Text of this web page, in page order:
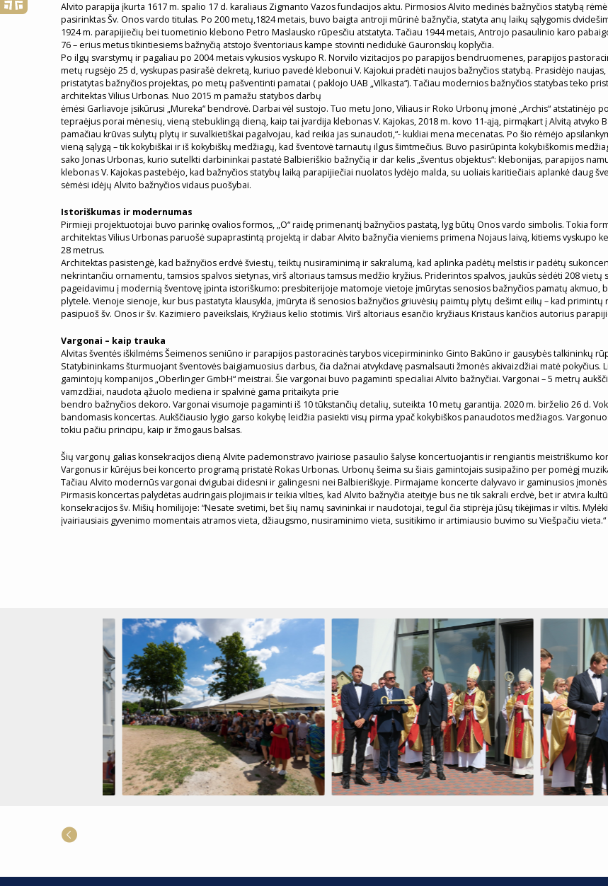
Alvito parapija įkurta 1617 m. spalio 17 d. karaliaus Zigmanto Vazos fundacijos aktu. Pirmosios Alvito medinės bažnyčios statybą
pasirinktas Šv. Onos vardo titulas. Po 200 metų,1824 metais, buvo baigta antroji mūrinė bažnyčia, statyta anų laikų sąlygomis
1924 m. parapijiečių bei tuometinio klebono Petro Maslausko rūpesčiu atstatyta. Tačiau 1944 metais, Antrojo pasaulinio karo
76 – erius metus tikintiesiems bažnyčią atstojo šventoriaus kampe stovinti nedidukė Gauronskių koplyčia.
Po ilgų svarstymų ir pagaliau po 2004 metais vykusios vyskupo R. Norvilo vizitacijos po parapijos bendruomenes, parapijos
metų rugsėjo 25 d, vyskupas pasirašė dekretą, kuriuo pavedė klebonui V. Kajokui pradėti naujos bažnyčios statybą. Prasidėjo
pristatytas bažnyčios projektas, po metų pašventinti pamatai ( paklojo UAB „Vilkasta“). Tačiau modernios bažnyčios statybas teko
architektas Vilius Urbonas. Nuo 2015 m pamažu statybos darbų
ėmėsi Garliavoje įsikūrusi „Mureka“ bendrovė. Darbai vėl sustojo. Tuo metu Jono, Viliaus ir Roko Urbonų įmonė „Archis“ atstatinėjo
tepraėjus porai mėnesių, vieną stebuklingą dieną, kaip tai įvardija klebonas V. Kajokas, 2018 m. kovo 11-ąją, pirmąkart į Alvitą atvyko
pamačiau krūvas sulytų plytų ir suvalkietiškai pagalvojau, kad reikia jas sunaudoti,“- kukliai mena mecenatas. Po šio rėmėjo
vieną sąlygą – tik kokybiškai ir iš kokybiškų medžiagų, kad šventovė tarnautų ilgus šimtmečius. Buvo pasirūpinta kokybiškomis
sako Jonas Urbonas, kurio sutelkti darbininkai pastatė Balbieriškio bažnyčią ir dar kelis „šventus objektus“: klebonijas, parapijos
klebonas V. Kajokas pastebėjo, kad bažnyčios statybų laiką parapijiečiai nuolatos lydėjo malda, su uoliais karitiečiais aplankė daug
sėmėsi idėjų Alvito bažnyčios vidaus puošybai.
Istoriškumas ir modernumas
Pirmieji projektuotojai buvo parinkę ovalios formos, „O“ raidę primenantį bažnyčios pastatą, lyg būtų Onos vardo simbolis. Tokia
architektas Vilius Urbonas paruošė supaprastintą projektą ir dabar Alvito bažnyčia vieniems primena Nojaus laivą, kitiems vyskupo
28 metrus.
Architektas pasistengė, kad bažnyčios erdvė šviestų, teiktų nusiraminimą ir sakralumą, kad aplinka padėtų melstis ir padėtų
nekrintančiu ornamentu, tamsios spalvos sietynas, virš altoriaus tamsus medžio kryžius. Priderintos spalvos, jaukūs sėdėti 208
pageidavimu į modernią šventovę įpinta istoriškumo: presbiterijoje matomoje vietoje įmūrytas senosios bažnyčios pamatų akmuo,
plytelė. Vienoje sienoje, kur bus pastatyta klausykla, įmūryta iš senosios bažnyčios griuvėsių paimtų plytų dešimt eilių – kad
pasipuoš šv. Onos ir šv. Kazimiero paveikslais, Kryžiaus kelio stotimis. Virš altoriaus esančio kryžiaus Kristaus kančios autorius
Vargonai – kaip trauka
Alvitas šventės iškilmėms Šeimenos seniūno ir parapijos pastoracinės tarybos vicepirmininko Ginto Bakūno ir gausybės talkininkų
Statybininkams šturmuojant šventovės baigiamuosius darbus, čia dažnai atvykdavę pasmalsauti žmonės akivaizdžiai matė
gamintojų kompanijos „Oberlinger GmbH“ meistrai. Šie vargonai buvo pagaminti specialiai Alvito bažnyčiai. Vargonai – 5 metrų
vamzdžiai, naudota ąžuolo mediena ir spalvinė gama pritaikyta prie
bendro bažnyčios dekoro. Vargonai visumoje pagaminti iš 10 tūkstančių detalių, suteikta 10 metų garantija. 2020 m. birželio 26 d.
bandomasis koncertas. Aukščiausio lygio garso kokybę leidžia pasiekti visų pirma ypač kokybiškos panaudotos medžiagos.
tokiu pačiu principu, kaip ir žmogaus balsas.
Šių vargonų galias konsekracijos dieną Alvite pademonstravo įvairiose pasaulio šalyse koncertuojantis ir rengiantis meistriškumo
Vargonus ir kūrėjus bei koncerto programą pristatė Rokas Urbonas. Urbonų šeima su šiais gamintojais susipažino per pomėgį
Tačiau Alvito modernūs vargonai dvigubai didesni ir galingesni nei Balbieriškyje. Pirmajame koncerte dalyvavo ir gaminusios
Pirmasis koncertas palydėtas audringais plojimais ir teikia vilties, kad Alvito bažnyčia ateityje bus ne tik sakrali erdvė, bet ir atvira
konsekracijos šv. Mišių homilijoje: “Nesate svetimi, bet šių namų savininkai ir naudotojai, tegul čia stiprėja jūsų tikėjimas ir viltis.
įvairiausiais gyvenimo momentais atramos vieta, džiaugsmo, nusiraminimo vieta, susitikimo ir artimiausio buvimo su Viešpačiu vieta.“